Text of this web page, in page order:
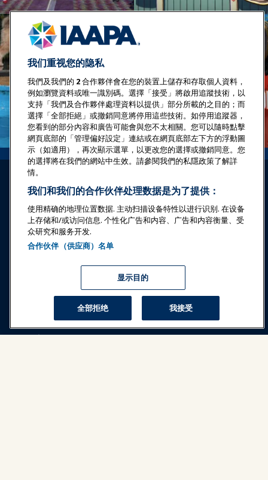
登录 立即加入
奖项
新闻与乐趣世界
我们重视您的隐私
我們及我們的 2合作夥伴會在您的裝置上儲存和存取個人資料，
例如瀏覽資料或唯一識別碼。選擇「接受」將啟用追蹤技術，以
支持「我們及合作夥伴處理資料以提供」部分所載的之目的；而
選擇「全部拒絕」或撤銷同意將停用這些技術。如停用追蹤器，
您看到的部分內容和廣告可能會與您不太相關。您可以隨時點擊
網頁底部的「管理偏好設定」連結或在網頁底部左下方的浮動圖
示（如適用），再次顯示選單，以更改您的選擇或撤銷同意。您
的選擇將在我們的網站中生效。請參閱我們的私隱政策了解詳
情。
我们和我们的合作伙伴处理数据是为了提供：
使用精确的地理位置数据. 主动扫描设备特性以进行识别. 在设备
上存储和/或访问信息. 个性化广告和内容、广告和内容衡量、受
众研究和服务开发.
合作伙伴（供应商）名单
显示目的
全部拒绝 我接受